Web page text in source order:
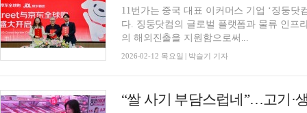
11번가는 중국 대표 이커머스 기업 ‘징둥닷
다. 징둥닷컴의 글로벌 플랫폼과 물류 인프
의 해외진출을 지원함으로써...
2026-02-12 목요일 | 박슬기 기자
“쌀 사기 부담스럽네”…고기·